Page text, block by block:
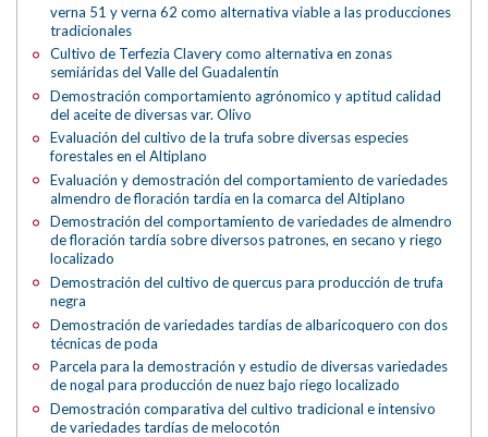
verna 51 y verna 62 como alternativa viable a las producciones
tradicionales
Cultivo de Terfezia Clavery como alternativa en zonas
semiáridas del Valle del Guadalentín
Demostración comportamiento agrónomico y aptitud calidad
del aceite de diversas var. Olivo
Evaluación del cultivo de la trufa sobre diversas especies
forestales en el Altiplano
Evaluación y demostración del comportamiento de variedades
almendro de floración tardía en la comarca del Altiplano
Demostración del comportamiento de variedades de almendro
de floración tardía sobre diversos patrones, en secano y riego
localizado
Demostración del cultivo de quercus para producción de trufa
negra
Demostración de variedades tardías de albaricoquero con dos
técnicas de poda
Parcela para la demostración y estudio de diversas variedades
de nogal para producción de nuez bajo riego localizado
Demostración comparativa del cultivo tradicional e intensivo
de variedades tardías de melocotón